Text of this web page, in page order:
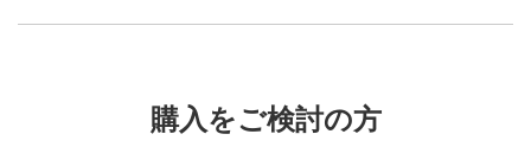
購入をご検討の方